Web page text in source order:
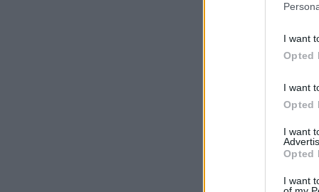
I want
Opted
I want
Opted
I want
Opted
I want